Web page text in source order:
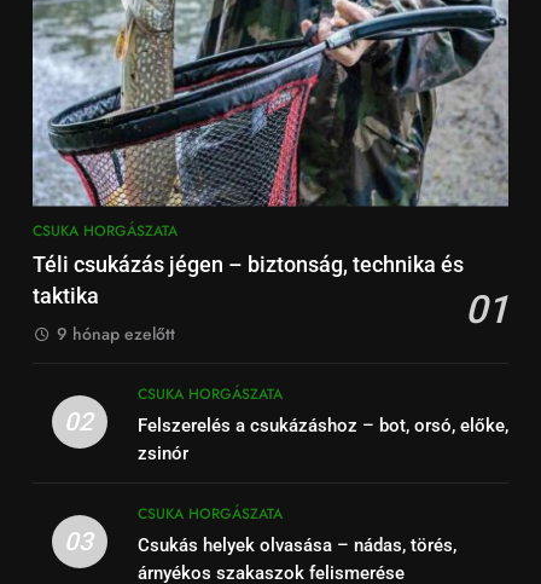
CSUKA HORGÁSZATA
Téli csukázás jégen – biztonság, technika és
taktika
01
9 hónap ezelőtt
02
CSUKA HORGÁSZATA
Felszerelés a csukázáshoz – bot, orsó, előke,
zsinór
03
CSUKA HORGÁSZATA
Csukás helyek olvasása – nádas, törés,
árnyékos szakaszok felismerése